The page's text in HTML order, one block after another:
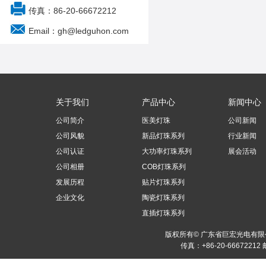
传真：86-20-66672212
Email：gh@ledguhon.com
关于我们
公司简介
公司风貌
公司认证
公司相册
发展历程
企业文化
产品中心
医美灯珠
新品灯珠系列
大功率灯珠系列
COB灯珠系列
贴片灯珠系列
陶瓷灯珠系列
直插灯珠系列
新闻中心
公司新闻
行业新闻
展会活动
版权所有© 广东省巨宏光电有
传真：+86-20-66672212